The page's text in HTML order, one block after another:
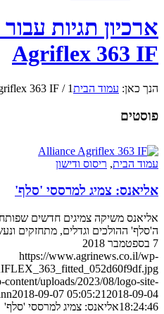
Agriflex 363
כאן: עמוד הבית1
/
363 IF
הבית,ריסוס ודישון
צמיג למרססי 'סלף'
משיקה צמיגים חדשים שפותחו
ההולכים וגדלים, מתחזקים
https://www.agrinews.co.il/
content/uploads/2023/08/logo-
2018-09-07 05:05:212018-09-
אליאנס: צמיג למרססי 'סלף'